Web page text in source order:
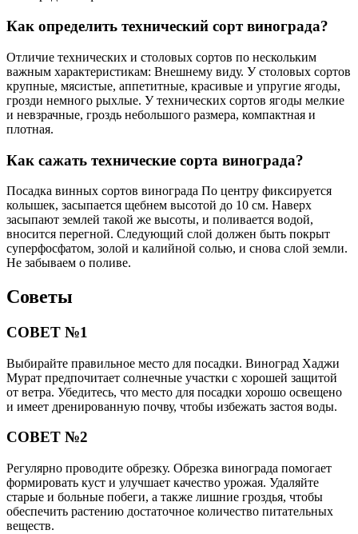
Как определить технический сорт винограда?
Отличие технических и столовых сортов по нескольким
важным характеристикам: Внешнему виду. У столовых сортов
крупные, мясистые, аппетитные, красивые и упругие ягоды,
грозди немного рыхлые. У технических сортов ягоды мелкие
и невзрачные, гроздь небольшого размера, компактная и
плотная.
Как сажать технические сорта винограда?
Посадка винных сортов винограда По центру фиксируется
колышек, засыпается щебнем высотой до 10 см. Наверх
засыпают землей такой же высоты, и поливается водой,
вносится перегной. Следующий слой должен быть покрыт
суперфосфатом, золой и калийной солью, и снова слой земли.
Не забываем о поливе.
Советы
СОВЕТ №1
Выбирайте правильное место для посадки. Виноград Хаджи
Мурат предпочитает солнечные участки с хорошей защитой
от ветра. Убедитесь, что место для посадки хорошо освещено
и имеет дренированную почву, чтобы избежать застоя воды.
СОВЕТ №2
Регулярно проводите обрезку. Обрезка винограда помогает
формировать куст и улучшает качество урожая. Удаляйте
старые и больные побеги, а также лишние гроздья, чтобы
обеспечить растению достаточное количество питательных
веществ.